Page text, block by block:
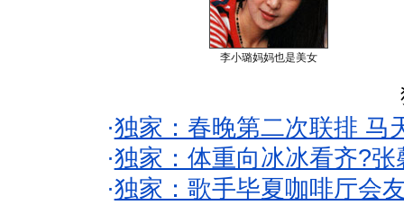
李小璐妈妈也是美女
·独家：春晚第二次联排 马
·独家：体重向冰冰看齐?
·独家：歌手毕夏咖啡厅会